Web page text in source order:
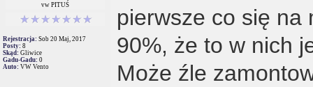
vw PITUŚ
Rejestracja: Sob 20 Maj, 2017
Posty: 8
Skąd: Gliwice
Gadu-Gadu: 0
Auto: VW Vento
pierwsze co się na
90%, że to w nich
Może źle